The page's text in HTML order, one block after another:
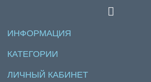
ИНФОРМАЦИЯ
КАТЕГОРИИ
ЛИЧНЫЙ КАБИНЕТ